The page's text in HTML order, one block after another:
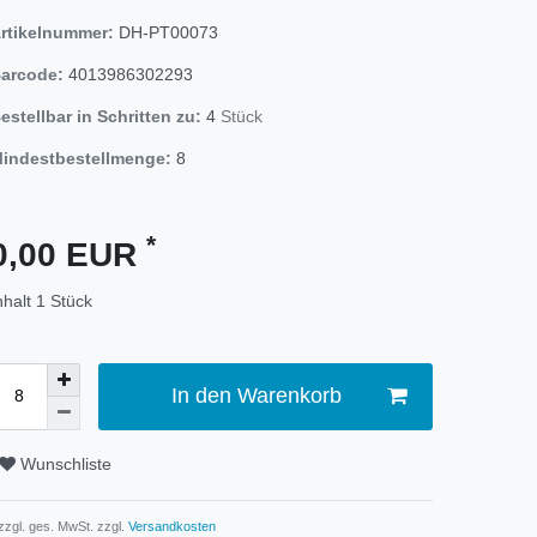
DH-PT00073
4013986302293
in Schritten zu: 4 Stück
8
EUR *
1 Stück
In den Warenkorb
Wunschliste
ges. MwSt. zzgl. Versandkosten